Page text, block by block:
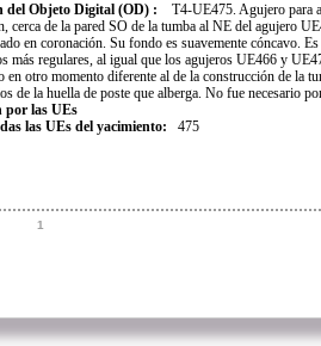
del Objeto Digital (OD) :
T4-UE475. Agujero para
cerca de la pared SO de la tumba al NE del agujero
en coronación. Su fondo es suavemente cóncavo.
más regulares, al igual que los agujeros UE466 y
en otro momento diferente al de la construcción de la
de la huella de poste que alberga. No fue necesario
por las UEs
las UEs del yacimiento:
475
1